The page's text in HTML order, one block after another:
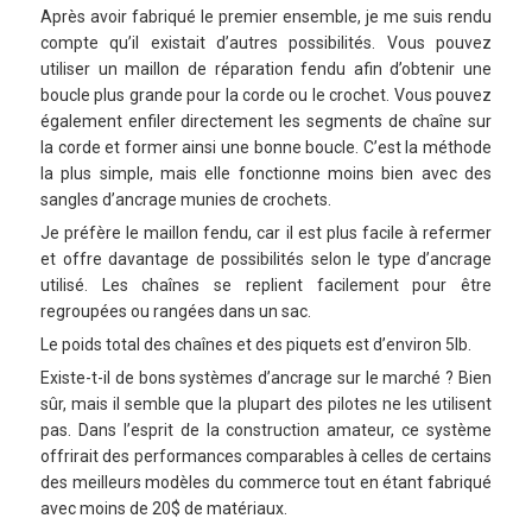
Après avoir fabriqué le premier ensemble, je me suis rendu
compte qu’il existait d’autres possibilités. Vous pouvez
utiliser un maillon de réparation fendu afin d’obtenir une
boucle plus grande pour la corde ou le crochet. Vous pouvez
également enfiler directement les segments de chaîne sur
la corde et former ainsi une bonne boucle. C’est la méthode
la plus simple, mais elle fonctionne moins bien avec des
sangles d’ancrage munies de crochets.
Je préfère le maillon fendu, car il est plus facile à refermer
et offre davantage de possibilités selon le type d’ancrage
utilisé. Les chaînes se replient facilement pour être
regroupées ou rangées dans un sac.
Le poids total des chaînes et des piquets est d’environ 5lb.
Existe-t-il de bons systèmes d’ancrage sur le marché ? Bien
sûr, mais il semble que la plupart des pilotes ne les utilisent
pas. Dans l’esprit de la construction amateur, ce système
offrirait des performances comparables à celles de certains
des meilleurs modèles du commerce tout en étant fabriqué
avec moins de 20$ de matériaux.